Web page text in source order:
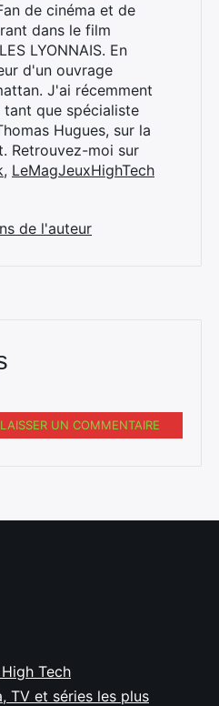
de cinéma et de
dans le film
LYONNAIS. En
d'un ouvrage
J'ai récemment
que spécialiste
Hugues, sur la
Retrouvez-moi sur
, LeMagJeuxHighTech
de l'auteur
LAISSER UN COMMENTAIRE
Tech
TV et séries les plus